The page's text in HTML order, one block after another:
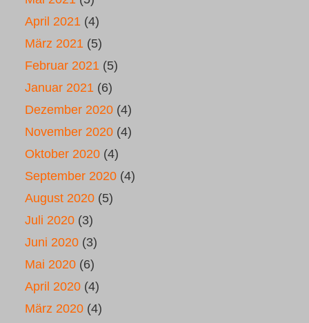
April 2021 (4)
März 2021 (5)
Februar 2021 (5)
Januar 2021 (6)
Dezember 2020 (4)
November 2020 (4)
Oktober 2020 (4)
September 2020 (4)
August 2020 (5)
Juli 2020 (3)
Juni 2020 (3)
Mai 2020 (6)
April 2020 (4)
März 2020 (4)